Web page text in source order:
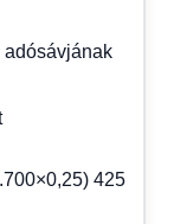
adósávjának
425